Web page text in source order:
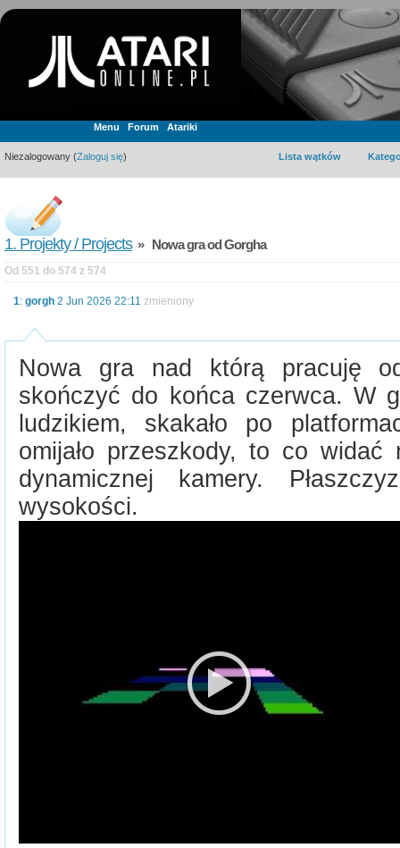
Menu Forum Atariki
Niezalogowany (Zaloguj się) Lista wątków
1. Projekty / Projects» Nowa gra od Gorgha
Od 551 do 574 z 574
1: gorgh 2 Jun 2026 22:11 zmieniony
Nowa gra nad którą pracuję
skończyć do końca czerwca. W
ludzikiem, skakało po
omijało przeszkody, to co
dynamicznej kamery.
wysokości.